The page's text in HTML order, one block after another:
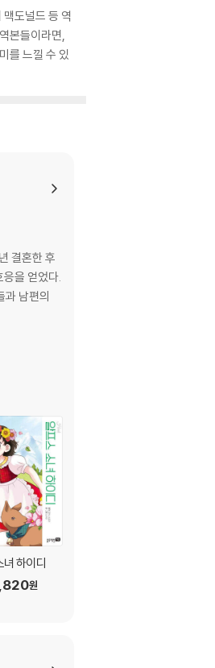
맥도널드 등 역
본들이라면,
를 느낄 수 있
결혼한 후
응을 얻었다.
과 남편의
녀 하이디
원